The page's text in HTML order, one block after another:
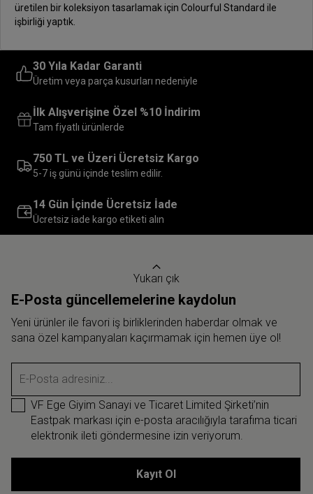
üretilen bir koleksiyon tasarlamak için Colourful Standard ile
işbirliği yaptık.
30 Yıla Kadar Garanti
Üretim veya parça kusurları nedeniyle
İlk Alışverişine Özel %10 İndirim
Tam fiyatlı ürünlerde
750 TL ve Üzeri Ücretsiz Kargo
5-7 iş günü içinde teslim edilir.
14 Gün İçinde Ücretsiz İade
Ücretsiz iade kargo etiketi alın
Yukarı çık
E-Posta güncellemelerine kaydolun
Yeni ürünler ile favori iş birliklerinden haberdar olmak ve
sana özel kampanyaları kaçırmamak için hemen üye ol!
E-Posta adresiniz...
VF Ege Giyim Sanayi ve Ticaret Limited Şirketi’nin
Eastpak markası için e-posta aracılığıyla tarafıma ticari
elektronik ileti göndermesine izin veriyorum.
Kayıt Ol